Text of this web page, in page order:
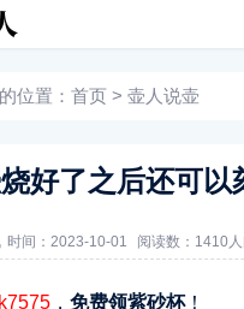
位置： 首页 > 壶人说壶
好了之后还可以
时间：2023-10-01 阅读数： 1410
， 免费领紫砂杯！